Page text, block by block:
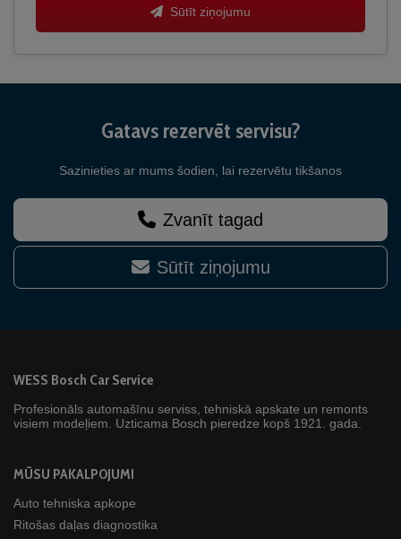
Sūtīt ziņojumu
Gatavs rezervēt servisu?
Sazinieties ar mums šodien, lai rezervētu tikšanos
Zvanīt tagad
Sūtīt ziņojumu
WESS Bosch Car Service
Profesionāls automašīnu serviss, tehniskā apskate un remonts
visiem modeļiem. Uzticama Bosch pieredze kopš 1921. gada.
MŪSU PAKALPOJUMI
Auto tehniska apkope
Ritošas daļas diagnostika